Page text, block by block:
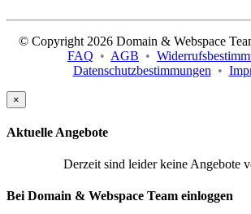
© Copyright 2026 Domain & Webspace
FAQ • AGB •
Datenschutzbestimmungen •
×
Aktuelle Angebote
Derzeit sind leider keine Angebote
Bei Domain & Webspace Team einloggen